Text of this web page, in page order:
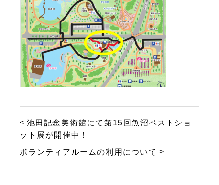
池田記念美術館にて第15回魚沼ベストショ
ット展が開催中！
ボランティアルームの利用について